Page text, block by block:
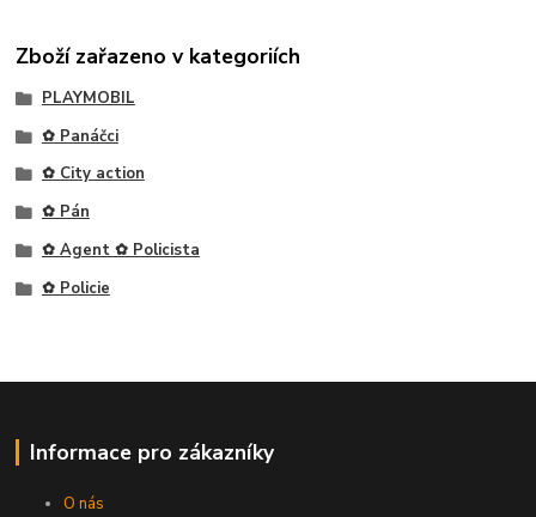
Zboží zařazeno v kategoriích
PLAYMOBIL
✿ Panáčci
✿ City action
✿ Pán
✿ Agent ✿ Policista
✿ Policie
Informace pro zákazníky
O nás